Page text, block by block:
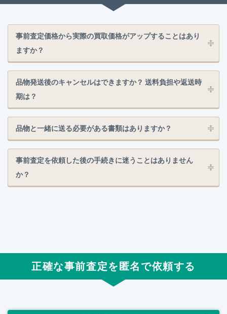
事前査定価格から実際の買取価格がアップすることはあり
ますか？
品物発送後のキャンセルはできますか？ 送料負担や返送時
期は？
品物と一緒に送る必要がある書類はありますか？
事前査定を依頼した後の手続きに迷うことはありません
か？
正確な事前査定を匿名で依頼する